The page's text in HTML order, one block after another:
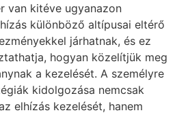
van kitéve ugyanazon
különböző altípusai eltérő
járhatnak, és ez
hogyan közelítjük meg
a kezelését. A személyre
kidolgozása nemcsak
elhízás kezelését, hanem